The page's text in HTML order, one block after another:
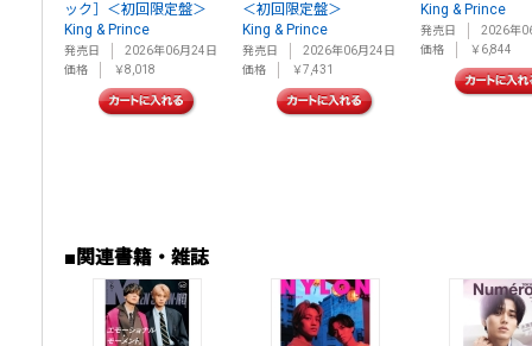
ック］＜初回限定盤＞
King & Prince
発売日
2026年06月24日
価格
￥8,018
＜初回限定盤＞
King & Prince
発売日
2026年06月24日
価格
￥7,431
King & Prince
発売日
2026年
価格
￥6,844
■関連書籍・雑誌